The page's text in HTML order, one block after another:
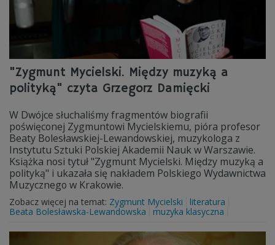
"Zygmunt Mycielski. Między muzyką a
polityką" czyta Grzegorz Damięcki
W Dwójce słuchaliśmy fragmentów biografii
poświęconej Zygmuntowi Mycielskiemu, pióra profesor
Beaty Bolesławskiej-Lewandowskiej, muzykologa z
Instytutu Sztuki Polskiej Akademii Nauk w Warszawie.
Książka nosi tytuł "Zygmunt Mycielski. Między muzyką a
polityką" i ukazała się nakładem Polskiego Wydawnictwa
Muzycznego w Krakowie.
Zobacz więcej na temat: Zygmunt Mycielski
literatura
Beata Bolesławska-Lewandowska
muzyka klasyczna